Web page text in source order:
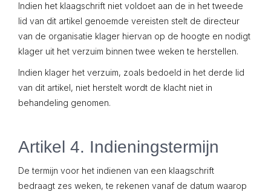
Indien het klaagschrift niet voldoet aan de in het tweede
lid van dit artikel genoemde vereisten stelt de directeur
van de organisatie klager hiervan op de hoogte en nodigt
klager uit het verzuim binnen twee weken te herstellen.
Indien klager het verzuim, zoals bedoeld in het derde lid
van dit artikel, niet herstelt wordt de klacht niet in
behandeling genomen.
Artikel 4. Indieningstermijn
De termijn voor het indienen van een klaagschrift
bedraagt zes weken, te rekenen vanaf de datum waarop